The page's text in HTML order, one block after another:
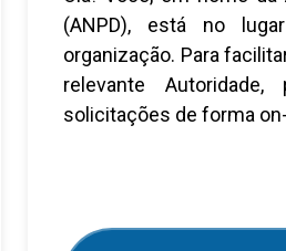
(ANPD), está no
organização. Para
relevante
solicitações de forma